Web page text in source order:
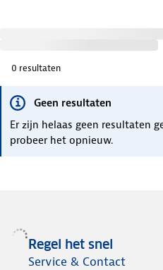
0 resultaten
Geen resultaten
Er zijn helaas geen resultaten
probeer het opnieuw.
Regel het snel
Service & Contact